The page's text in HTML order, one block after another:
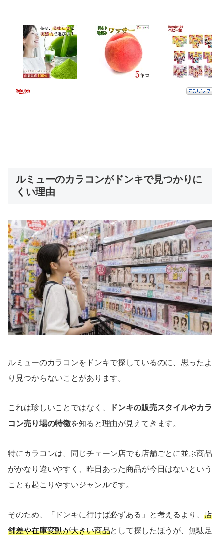
ルミューのカラコンがドンキで見つかりに
くい理由
ルミューのカラコンをドンキで探しているのに、思ったよ
り見つからないことがあります。
これは珍しいことではなく、
ドンキの販売スタイルやカラ
コン売り場の特徴を知ると理由が見えてきます。
特にカラコンは、同じチェーン店でも店舗ごとに並ぶ商品
がかなり違いやすく、昨日あった商品が今日はないという
ことも起こりやすいジャンルです。
そのため、「ドンキに行けば必ずある」と考えるより、 店
舗差や在庫変動が大きい商品として探したほうが、無駄足